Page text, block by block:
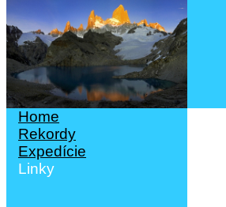
Home
Rekordy
Expedície
Linky